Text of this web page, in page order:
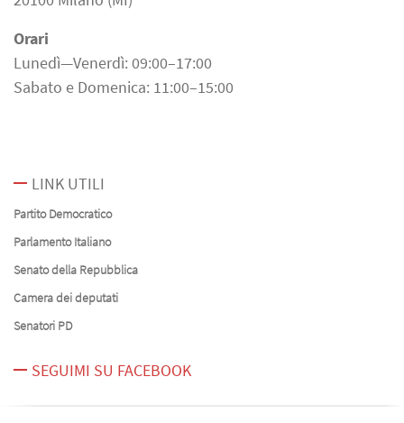
Orari
Lunedì—Venerdì: 09:00–17:00
Sabato e Domenica: 11:00–15:00
LINK UTILI
Partito Democratico
Parlamento Italiano
Senato della Repubblica
Camera dei deputati
Senatori PD
SEGUIMI SU FACEBOOK